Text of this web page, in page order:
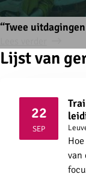
“Twee
Lijst van
22
SEP2026
van